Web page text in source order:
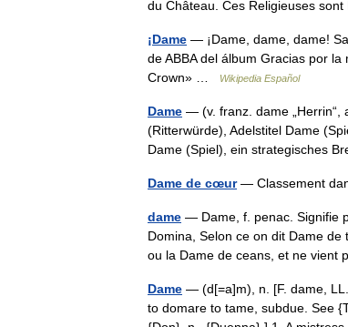
du Château. Ces Religieuses
¡Dame — ¡Dame, dame, dame!
de ABBA del álbum Gracias por
Crown» …
Wikipedia Español
Dame — (v. franz. dame „Herrin“,
(Ritterwürde), Adelstitel Dame
Dame (Spiel), ein strategisches
Dame de cœur— Classement
dame — Dame, f. penac. Signifie
Domina, Selon ce on dit Dame
ou la Dame de ceans, et ne
Dame — (d[=a]m), n. [F. dame,
to domare to tame, subdue. See